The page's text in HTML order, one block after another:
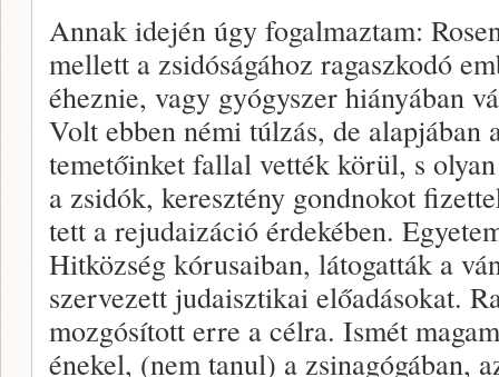
Annak idején úgy fogalmaztam:
mellett a zsidóságához ragaszkodó
éheznie, vagy gyógyszer hiányában
Volt ebben némi túlzás, de
temetőinket fallal vették körül, s
a zsidók, keresztény gondnokot
tett a rejudaizáció érdekében.
Hitközség kórusaiban, látogatták a
szervezett judaisztikai előadásokat.
mozgósított erre a célra. Ismét
énekel, (nem tanul) a zsinagógában,